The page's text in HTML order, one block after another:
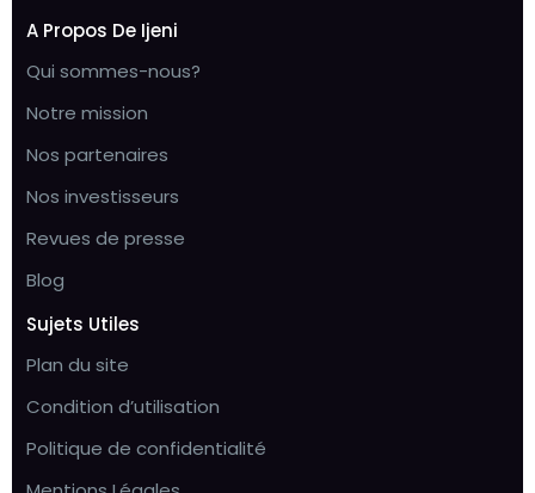
A Propos De Ijeni
Qui sommes-nous?
Notre mission
Nos partenaires
Nos investisseurs
Revues de presse
Blog
Sujets Utiles
Plan du site
Condition d’utilisation
Politique de confidentialité